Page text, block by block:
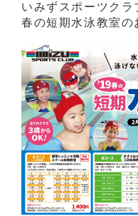
いみずスポーツクラ
春の短期水泳教室の